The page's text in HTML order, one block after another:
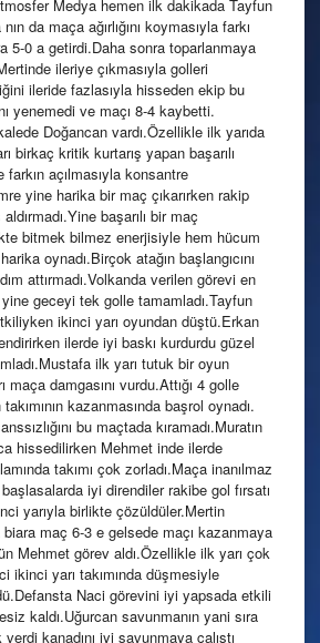
Medya hemen ilk dakikada Tayfun
da maça ağırlığını koymasıyla farkı
5-0 a getirdi.Daha sonra toparlanmaya
ileriye çıkmasıyla golleri
ileride fazlasıyla hisseden ekip bu
yenemedi ve maçı 8-4 kaybetti.
Doğancan vardı.Özellikle ilk yarıda
birkaç kritik kurtarış yapan başarılı
açılmasıyla konsantre
yine harika bir maç çıkarırken rakip
başarılı bir maç
bitmek bilmez enerjisiyle hem hücum
oynadı.Birçok atağın başlangıcını
attırmadı.Volkanda verilen görevi en
geceyi tek golle tamamladı.Tayfun
ikinci yarı oyundan düştü.Erkan
ilerde iyi baskı kurdurdu güzel
ilk yarı tutuk bir oyun
damgasını vurdu.Attığı 4 golle
takımının kazanmasında başrol oynadı.
bu maçtada kıramadı.Muratın
hissedilirken Mehmet inde ilerde
takımı çok zorladı.Maça inanılmaz
başlasalarda iyi direndiler rakibe gol fırsatı
yarıyla birlikte çözüldüler.Mertin
biara maç 6-3 e gelsede maçı kazanmaya
Mehmet görev aldı.Özellikle ilk yarı çok
ikinci yarı takımında düşmesiyle
Naci görevini iyi yapsada etkili
kaldı.Uğurcan savunmanın yani sıra
kanadını iyi savunmaya çalıştı